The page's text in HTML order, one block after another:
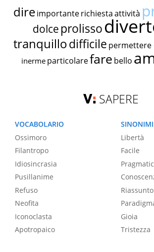
dire importante richiestaattività
dolce prolisso
tranquillodifficile permettere
inerme particolarefare bello
SAPERE
VOCABOLARIO
Ossimoro
Filantropo
Idiosincrasia
Pusillanime
Refuso
Neofita
Iconoclasta
Apotropaico
SINONIMI
Libertà
Facile
Riassunto
Gioia
Tristezza